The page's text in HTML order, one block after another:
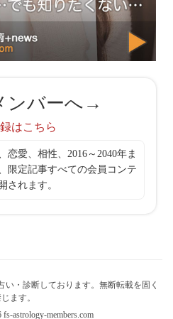
ンバーへ→
はこちら
恋愛、相性、2016～2040年ま
限定記事すべての会員コンテ
されます。
い・診断しております。無断転載を固く
ます。
astrology-members.com